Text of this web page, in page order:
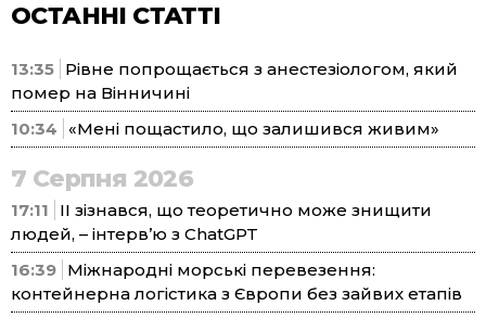
ОСТАННІ СТАТТІ
13:35 Рівне попрощається з анестезіологом, який
помер на Вінничині
10:34
«Мені пощастило, що залишився живим»
7 Серпня 2026
17:11
ІІ зізнався, що теоретично може знищити
людей, – інтерв’ю з ChatGPT
16:39 Міжнародні морські перевезення:
контейнерна логістика з Європи без зайвих етапів